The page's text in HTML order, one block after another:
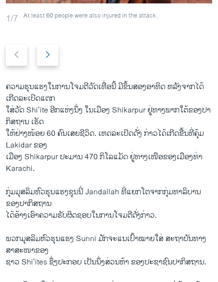
1/7 At least 60 people were also injured in the attack.
e
v
i
o
u
s
s
l
i
e
x
t
s
l
i
d
e
ຄວາມ​ຮຸນ​ແຮງ​ໃນການໂຈມຕີ​ວັດເທື່ອນີ້ ມີ​ຂຶ້ນ​ສອງ​ອາທິດ ຫລັງຈາກໄດ້
ເກີດ​ລະ​ເບີດ​ແຕກ​
ໃສ່​ວັດ Shi’ite ອີກ​ແຫ່ງ​ນຶ່ງ ​ໃນ​ເມືອງ Shikarpur ຢູ່​ທາງ​ພາກ​ໃຕ້​ຂອງປາ​
ກິ​ສຖານ ​ເຮັດ​
ໃຫ້​ຢ່າງ​ໜ້ອຍ 60 ຄົນ​ເສຍ​ຊີວິດ. ເຫດລະ​ເບີດ​ດັ່ງ ກ່າວໄດ້​ເກີດ​ຂື້ນ​ທີ່​ຄຸ້ມ
Lakidar ​ຂອງ
ເມືອງ Shikarpur ປະມານ 470 ກິ​ໂລ​ແມັດ ຢູ່​ທາງເໜືອ​ຂອງເມືອງ​ທ່າ
Karachi.
ກຸ່ມ​ມຸສລິ​ມຫົວຮຸນແຮງຊຸນນີ່ Jandallah ທີ່ແຍກໂຕຈາກກຸ່ມທາລິບານ
ຂອງ​ປາ​ກິ​ສຖານ
​ໄດ້​ອ້າງ​ເອົາ​ຄວາມ​ຮັບຜິດຊອບ​ໃນການ​ໂຈມ​ຕີດັ່ງກ່າວ.
ພວກ​ມຸສລິ​ມຫົວ​ຮຸນ​ແຮງ Sunni ມັກ​ຈະ​ແນເປົ້າ​ໝາຍ​ໃສ່ ສະຖາ​ບັນ​ທາງ​
ສາສະໜາ​ຂອງ
ຊາວ Shi’ites ຊຶ່ງ​ປະກອບ ເປັນນຶ່ງສ່ວນຫ້າ ​ຂອງ​ປະຊາຊົນປາ​ກິ​ສຖານ.